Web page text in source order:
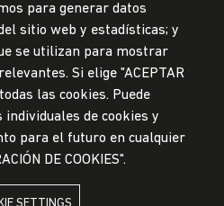
OF
para generar datos
sitio web y estadísticas; y
se utilizan para mostrar
Si elige "ACEPTAR
las cookies. Puede
de cookies y
para el futuro en cualquier
DE COOKIES".